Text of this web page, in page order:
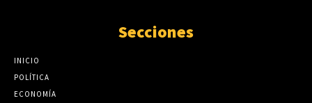
Secciones
INICIO
POLÍTICA
ECONOMÍA